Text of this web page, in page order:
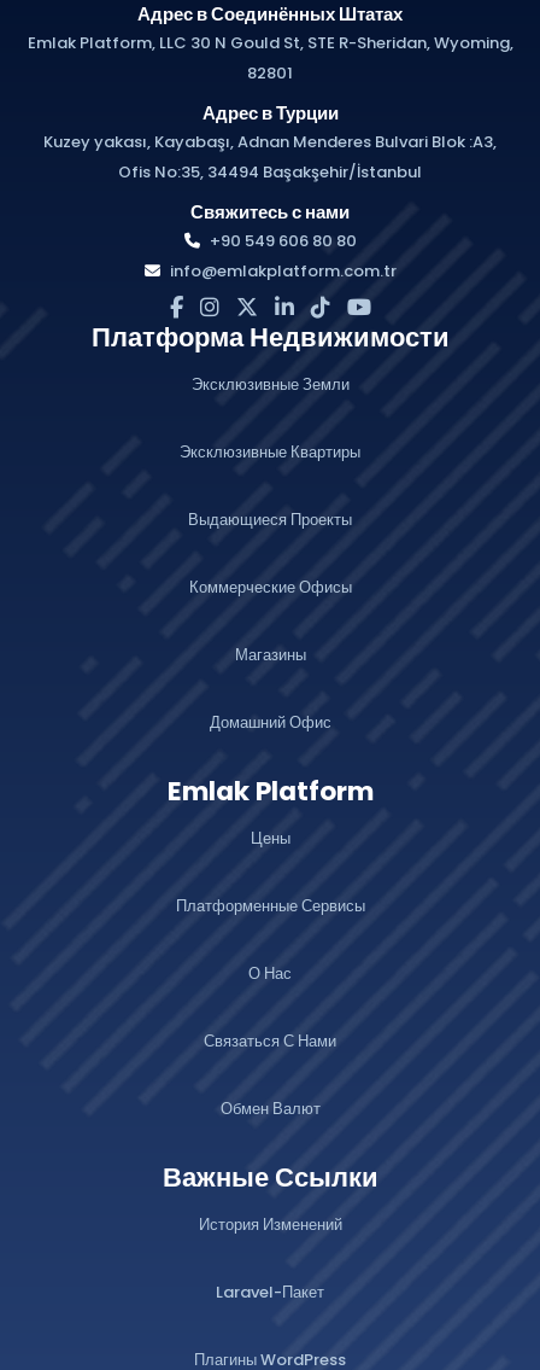
Адрес в Соединённых Штатах
Emlak Platform, LLC 30 N Gould St, STE R-Sheridan, Wyoming,
82801
Адрес в Турции
Kuzey yakası, Kayabaşı, Adnan Menderes Bulvari Blok :A3,
Ofis No:35, 34494 Başakşehir/İstanbul
Свяжитесь с нами
+90 549 606 80 80
info@emlakplatform.com.tr
Платформа Недвижимости
Эксклюзивные Земли
Эксклюзивные Квартиры
Выдающиеся Проекты
Коммерческие Офисы
Магазины
Домашний Офис
Emlak Platform
Цены
Платформенные Сервисы
О Нас
Связаться С Нами
Обмен Валют
Важные Ссылки
История Изменений
Laravel-Пакет
Плагины WordPress